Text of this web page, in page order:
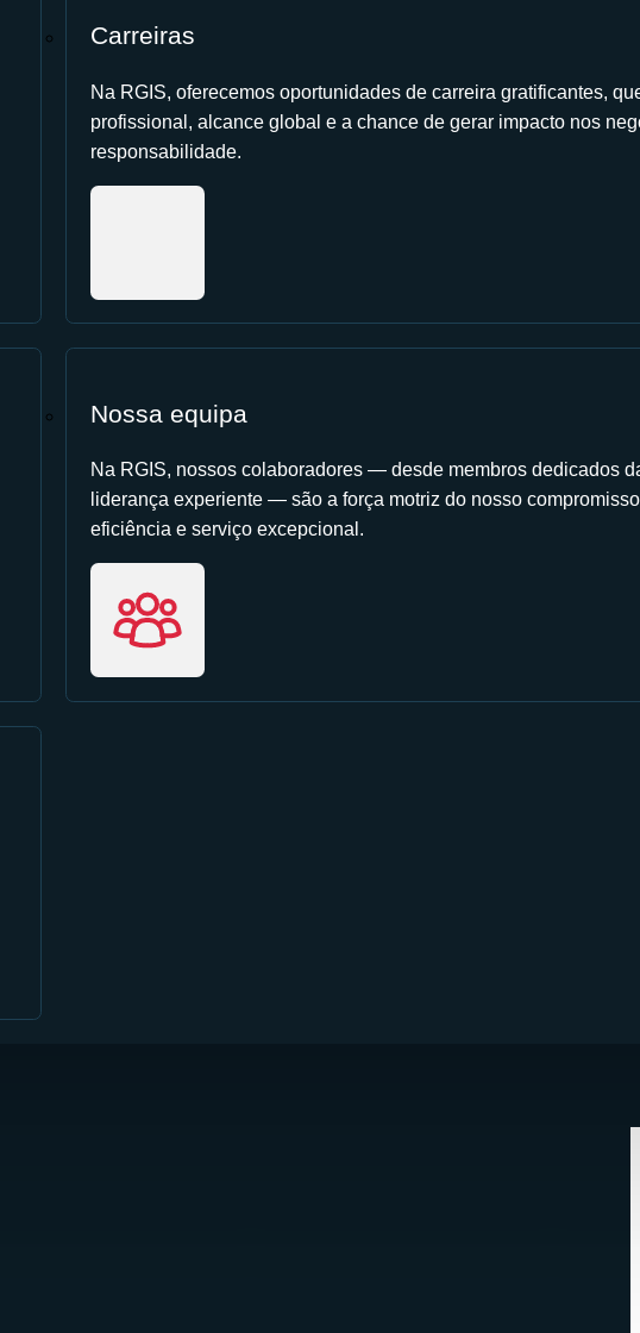
Carreiras
Na RGIS, oferecemos oportunidades de carreira gratificantes,
profissional, alcance global e a chance de gerar impacto nos
responsabilidade.
Nossa equipa
Na RGIS, nossos colaboradores — desde membros dedicados
liderança experiente — são a força motriz do nosso
eficiência e serviço excepcional.